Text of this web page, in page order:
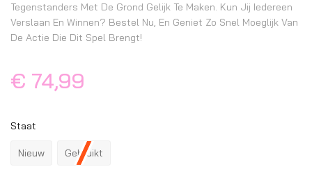
Tegenstanders Met De Grond Gelijk Te Maken. Kun Jij Iedereen
Verslaan En Winnen? Bestel Nu, En Geniet Zo Snel Moeglijk Van
De Actie Die Dit Spel Brengt!
€ 74,99
Staat
Nieuw Gebruikt